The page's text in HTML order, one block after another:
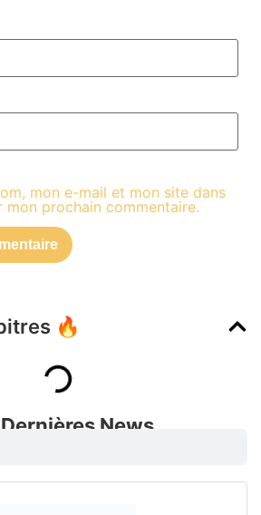
🔥
mon e-mail et mon site dans
mon prochain commentaire.
News